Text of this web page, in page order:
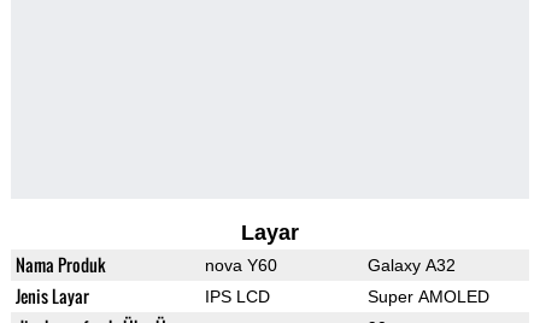
Layar
Nama Produk nova Y60 Galaxy A32
Jenis Layar IPS LCD Super AMOLED